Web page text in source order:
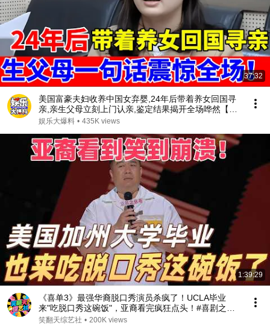
37:32
美国富豪夫妇收养中国女弃婴,24年后带着养女回国寻
亲,亲生父母立刻上门认亲,鉴定结果揭开全场哗然【人
间真情录】
娱乐大爆料 • 435K views
1:39:29
《喜单3》最强华裔脱口秀演员杀疯了！UCLA毕业
来"吃脱口秀这碗饭"，亚裔看完疯狂点头！#喜剧之王
单口季 #脱口秀 #搞笑 #喜剧 #funny #综艺
笑翻天综艺社 • 200K views